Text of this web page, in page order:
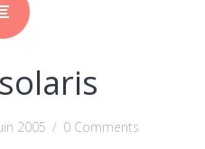
2005 / 0 Comments